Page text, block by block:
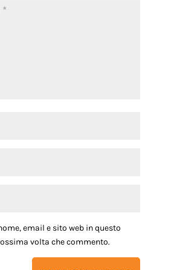
email e sito web in questo
volta che commento.